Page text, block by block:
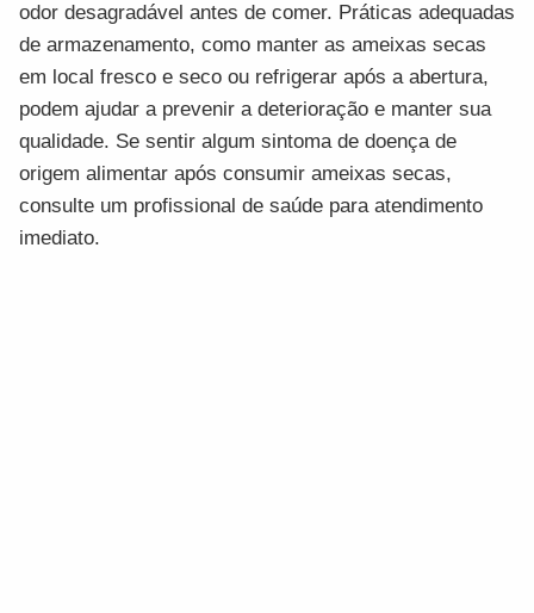
odor desagradável antes de comer. Práticas adequadas
de armazenamento, como manter as ameixas secas
em local fresco e seco ou refrigerar após a abertura,
podem ajudar a prevenir a deterioração e manter sua
qualidade. Se sentir algum sintoma de doença de
origem alimentar após consumir ameixas secas,
consulte um profissional de saúde para atendimento
imediato.